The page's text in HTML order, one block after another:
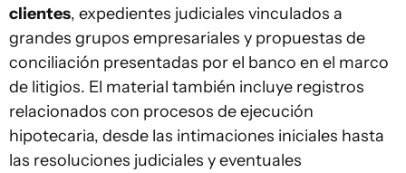
clientes, expedientes judiciales vinculados a
grandes grupos empresariales y propuestas de
conciliación presentadas por el banco en el marco
de litigios. El material también incluye registros
relacionados con procesos de ejecución
hipotecaria, desde las intimaciones iniciales hasta
las resoluciones judiciales y eventuales